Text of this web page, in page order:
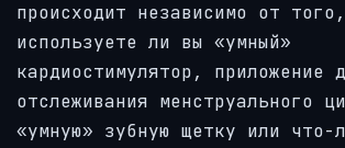
происходит независимо от того,
используете ли вы «умный»
кардиостимулятор, приложение
отслеживания менструального
«умную» зубную щетку или что-